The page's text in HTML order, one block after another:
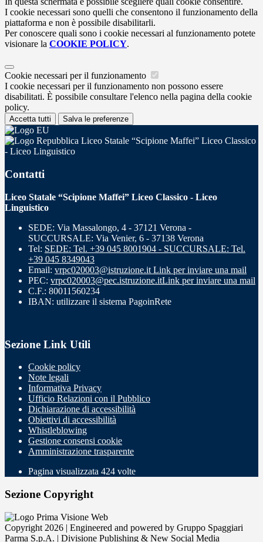
I cookie necessari sono quelli che consentono il funzionamento della
piattaforma e non è possibile disabilitarli.
Per conoscere quali sono i cookie necessari al funzionamento potete
visionare la COOKIE POLICY.
Cookie necessari per il funzionamento
I cookie necessari per il funzionamento non possono essere
disabilitati. È possibile consultare l'elenco nella pagina della cookie
policy.
Accetta tutti Salva le preferenze
Liceo Statale “Scipione Maffei” Liceo Classico
- Liceo Linguistico
Contatti
Liceo Statale “Scipione Maffei” Liceo Classico - Liceo
Linguistico
SEDE: Via Massalongo, 4 - 37121 Verona -
SUCCURSALE: Via Venier, 6 - 37138 Verona
Tel: SEDE: Tel. +39 045 8001904 - SUCCURSALE: Tel.
+39 045 8349043
Email: vrpc020003@istruzione.it Link per inviare una mail
PEC: vrpc020003@pec.istruzione.itLink per inviare una mail
C.F.: 80011560234
IBAN: utilizzare il sistema PagoinRete
Sezione Link Utili
Cookie policy
Note legali
Informativa Privacy
Ufficio Relazioni con il Pubblico
Dichiarazione di accessibilità
Obiettivi di accessibilità
Whistleblowing
Gestione consensi cookie
Amministrazione trasparente
Pagina visualizzata 424 volte
Sezione Copyright
Copyright 2026 | Engineered and powered by Gruppo Spaggiari
Parma S.p.A. | Divisione Publishing & New Social Media